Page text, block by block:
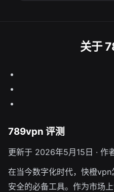
关于
789vpn 评测
更新于 2026年5月15日 · 作
在当今数字化时代，快橙
安全的必备工具。作为市场